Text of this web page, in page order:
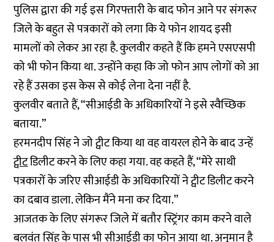
पुलिस द्वारा की गई इस गिरफ्तारी के बाद फोन आने पर संगरूर
जिले के बहुत से पत्रकारों को लगा कि ये फोन शायद इसी
मामलों को लेकर आ रहा है. कुलवीर कहते हैं कि हमने एसएसपी
को भी फोन किया था. उन्होंने कहा कि जो फोन आप लोगों को आ
रहे हैं उसका इस केस से कोई लेना देना नहीं है.
कुलवीर बताते हैं, “सीआईडी के अधिकारियों ने इसे स्वैच्छिक
बताया.”
हरमनदीप सिंह ने जो ट्वीट किया था वह वायरल होने के बाद उन्हें
ट्वीटडिलीट करने के लिए कहा गया. वह कहते हैं, “मेरे साथी
पत्रकारों के जरिए सीआईडी के अधिकारियों ने ट्वीट डिलीट करने
का दबाव डाला. लेकिन मैंने मना कर दिया.”
आजतक के लिए संगरूर जिले में बतौर स्ट्रिंगर काम करने वाले
बलवंत सिंह के पास भी सीआईडी का फोन आया था. अनुमान है